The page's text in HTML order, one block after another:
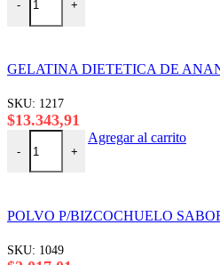
- +
GELATINA DIETETICA DE
SKU: 1217
$13.343,91
-
GELATINA DIETETICA DE
+
Agregar al carrito
POLVO P/BIZCOCHUELO
SKU: 1049